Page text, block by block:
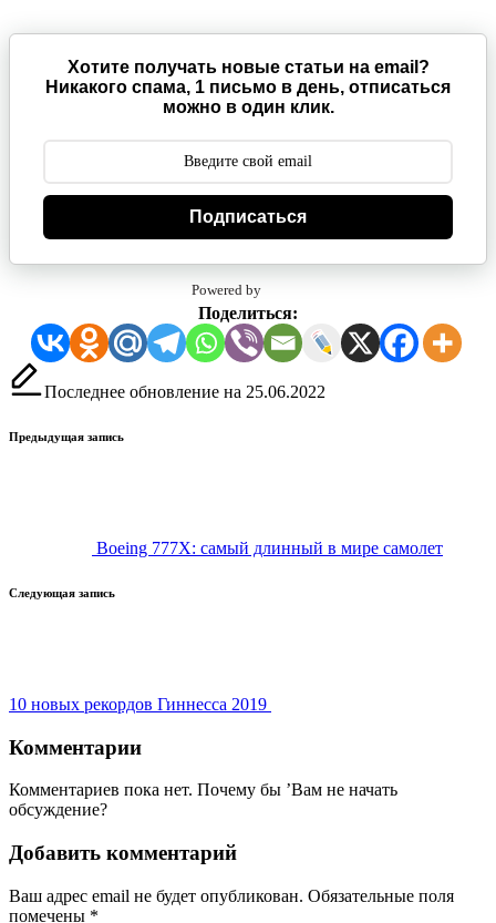
Хотите получать новые статьи на email?
Никакого спама, 1 письмо в день, отписаться
можно в один клик.
Подписаться
Powered by
Поделиться:
Последнее обновление на 25.06.2022
Навигация
Предыдущая запись
Boeing 777X: самый длинный в мире самолет
Следующая запись
10 новых рекордов Гиннесса 2019
Комментарии
Комментариев пока нет. Почему бы ’Вам не начать
обсуждение?
Добавить комментарий
Ваш адрес email не будет опубликован. Обязательные поля
помечены *